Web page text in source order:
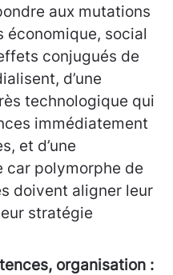
aux mutations
économique, social
conjugués de
d’une
technologique qui
immédiatement
et d’une
car polymorphe de
doivent aligner leur
stratégie
organisation :